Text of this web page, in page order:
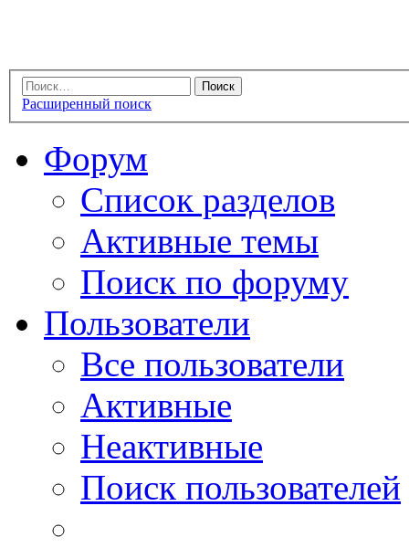
Расширенный поиск
Форум
Список разделов
Активные темы
Поиск по форуму
Пользователи
Все пользователи
Активные
Неактивные
Поиск пользователей